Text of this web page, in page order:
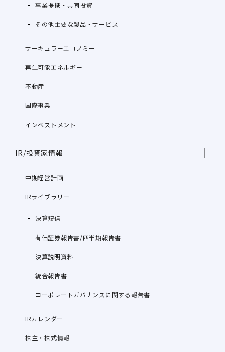
事業提携・共同投資
その他主要な製品・サービス
サーキュラーエコノミー
再生可能エネルギー
不動産
国際事業
インベストメント
IR/投資家情報
中期経営計画
IRライブラリー
決算短信
有価証券報告書/四半期報告書
決算説明資料
統合報告書
コーポレートガバナンスに関する報告書
IRカレンダー
株主・株式情報